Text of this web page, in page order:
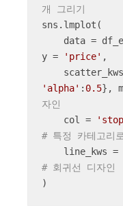
개 그리기
sns.lmplot(
data =
y =
'price'
'alpha' : 0.5},
자인
    col =
# 특정 카테고리
line_kws =
# 회귀선 디자인
)